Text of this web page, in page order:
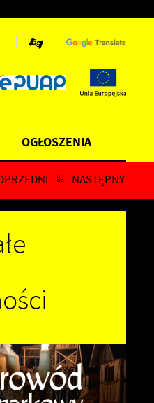
OGŁOSZENIA
NASTĘPNY